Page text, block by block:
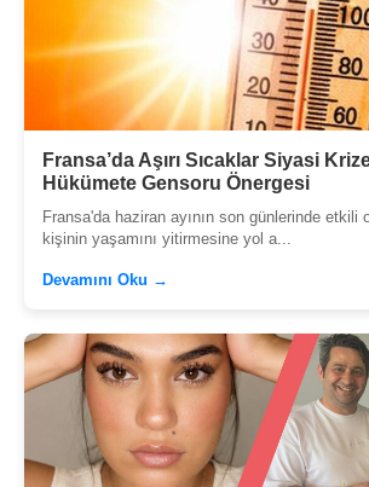
Fransa’da Aşırı Sıcaklar Siyasi
Hükümete Gensoru Önergesi
Fransa'da haziran ayının son günlerinde etkili
kişinin yaşamını yitirmesine yol a...
Devamını Oku →